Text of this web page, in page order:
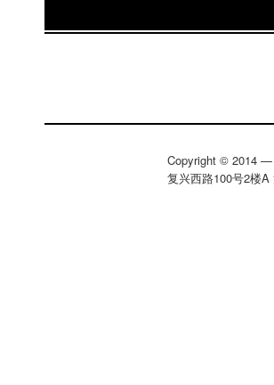
Copyright © 2014 —
复兴西路100号2楼A